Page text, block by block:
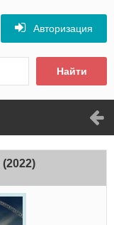
Найти
Авторизация
(2022)